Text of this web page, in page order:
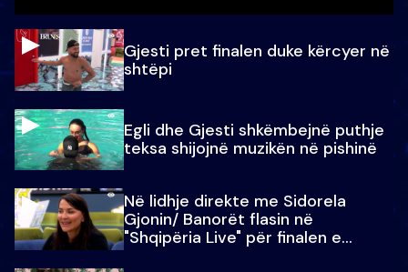
Gjesti pret finalen duke kërcyer në
shtëpi
Egli dhe Gjesti shkëmbejnë puthje
teksa shijojnë muzikën në pishinë
Në lidhje direkte me Sidorela
Gjonin/ Banorët flasin në
"Shqipëria Live" për finalen e